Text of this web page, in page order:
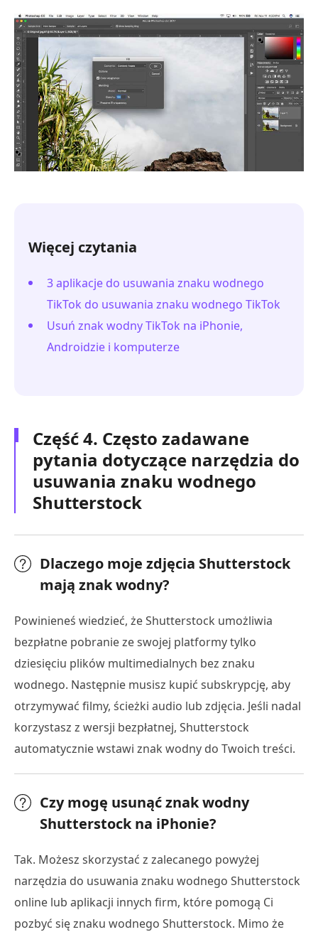
Więcej czytania
3 aplikacje do usuwania znaku wodnego
TikTok do usuwania znaku wodnego TikTok
Usuń znak wodny TikTok na iPhonie,
Androidzie i komputerze
Część 4. Często zadawane
pytania dotyczące narzędzia do
usuwania znaku wodnego
Shutterstock
Dlaczego moje zdjęcia Shutterstock
mają znak wodny?
Powinieneś wiedzieć, że Shutterstock umożliwia
bezpłatne pobranie ze swojej platformy tylko
dziesięciu plików multimedialnych bez znaku
wodnego. Następnie musisz kupić subskrypcję, aby
otrzymywać filmy, ścieżki audio lub zdjęcia. Jeśli nadal
korzystasz z wersji bezpłatnej, Shutterstock
automatycznie wstawi znak wodny do Twoich treści.
Czy mogę usunąć znak wodny
Shutterstock na iPhonie?
Tak. Możesz skorzystać z zalecanego powyżej
narzędzia do usuwania znaku wodnego Shutterstock
online lub aplikacji innych firm, które pomogą Ci
pozbyć się znaku wodnego Shutterstock. Mimo że